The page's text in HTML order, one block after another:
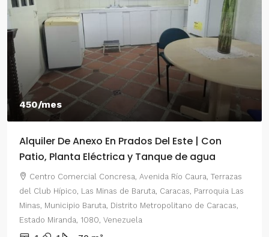
Terrazas
Las
550/mes
Alquiler De Anexo En Prados Del Este
2 Habitaciones
Centro Comercial Concresa, Avenida Principal de
del Este, Prados del Este, Sector: Prado del Este,
Parroquia Nuestra Señora del Rosario, Municipio
Distrito Metropolitano de Caracas, Estado Miranda,
Venezuela